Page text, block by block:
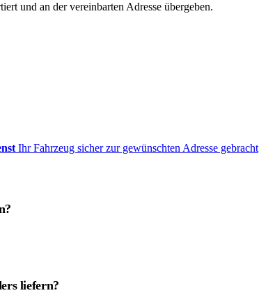
und an der vereinbarten Adresse übergeben.
Ihr Fahrzeug sicher zur gewünschten Adresse gebracht
liefern?